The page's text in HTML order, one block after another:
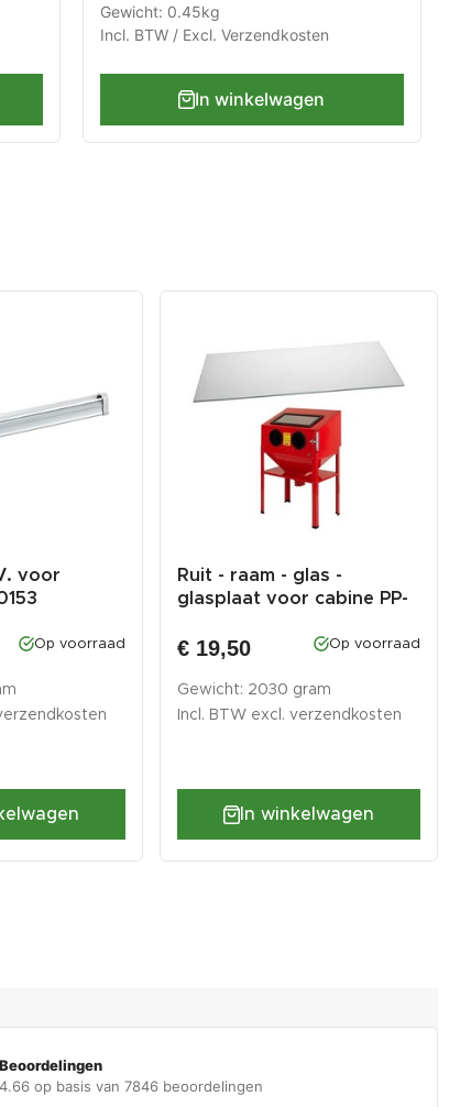
Gewicht: 0.45kg
Incl. BTW / Excl. Verzendkosten
In winkelwagen
voor
Op voorraad
Ruit - raam - glas -
glasplaat voor cabine PP-
€ 19,50 Op voorraad
Gewicht: 2030 gram
Incl. BTW excl.verzendkosten
In winkelwagen
Beoordelingen
4.66 op basis van 7846 beoordelingen